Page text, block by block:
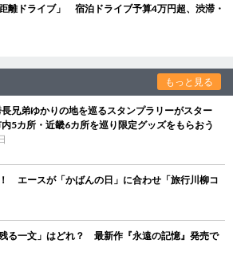
離ドライブ」 宿泊ドライブ予算4万円超、渋滞・
もっと見る
兄弟ゆかりの地を巡るスタンプラリーがスター
5カ所・近畿6カ所を巡り限定グッズをもらおう
エースが「かばんの日」に合わせ「旅行川柳コ
る一文」はどれ？ 最新作『永遠の記憶』発売で